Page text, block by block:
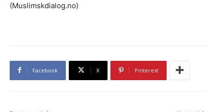
(Muslimskdialog.no)
Facebook X Pinterest